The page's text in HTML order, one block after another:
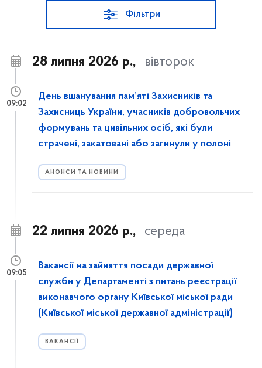
Фільтри
28 липня 2026 р., вівторок
День вшанування пам’яті Захисників та
Захисниць України, учасників добровольчих
формувань та цивільних осіб, які були
страчені, закатовані або загинули у полоні
АНОНСИ ТА НОВИНИ
09:02
22 липня 2026 р., середа
Вакансії на зайняття посади державної
служби у Департаменті з питань реєстрації
виконавчого органу Київської міської ради
(Київської міської державної адміністрації)
ВАКАНСІЇ
09:05